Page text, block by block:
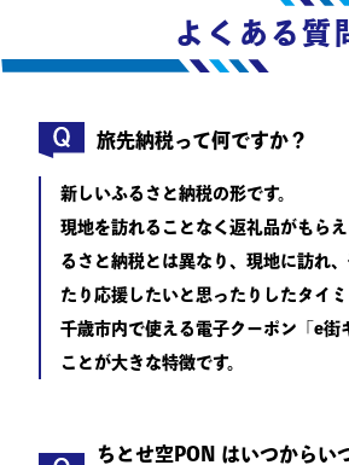
よくある質
旅先納税って何ですか？
新しいふるさと納税の形です。
現地を訪れることなく返礼品がもら
るさと納税とは異なり、現地に訪れ
たり応援したいと思ったりしたタイミ
千歳市内で使える電子クーポン「e街
ことが大きな特徴です。
ちとせ空PON はいつからい